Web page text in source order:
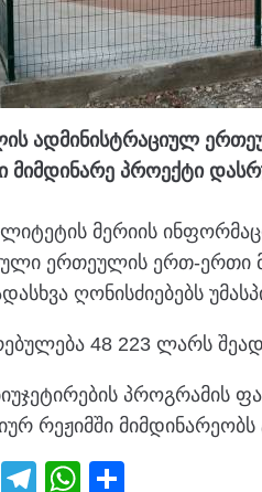
ადმინისტრაციულ
მიმდინარე პროექტი
მერიის
ერთეულის ერთ-ერთი
ღონისძიებებს
48 223 ლარს
პროგრამის
რეჟიმში
M
T
W